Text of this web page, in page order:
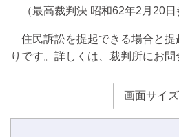
（最高裁判決 昭和62年2月20日
住民訴訟を提起できる場合と提
りです。詳しくは、裁判所にお問
画面サイ